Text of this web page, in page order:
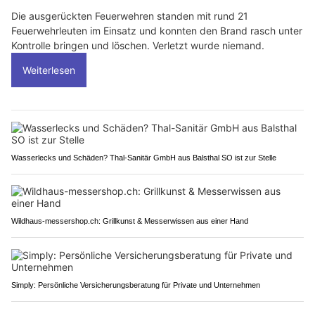
Die ausgerückten Feuerwehren standen mit rund 21
Feuerwehrleuten im Einsatz und konnten den Brand rasch unter
Kontrolle bringen und löschen. Verletzt wurde niemand.
Weiterlesen
Wasserlecks und Schäden? Thal-Sanitär GmbH aus Balsthal SO ist zur Stelle
Wildhaus-messershop.ch: Grillkunst & Messerwissen aus einer Hand
Simply: Persönliche Versicherungsberatung für Private und Unternehmen